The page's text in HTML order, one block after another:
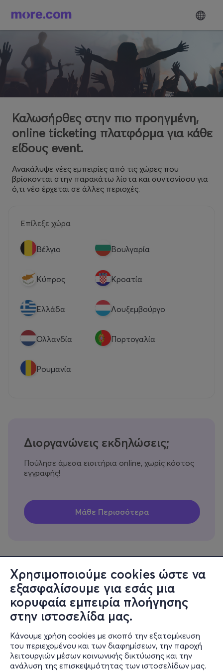
Χρησιμοποιούμε cookies ώστε να
εξασφαλίσουμε για εσάς μια
κορυφαία εμπειρία πλοήγησης
στην ιστοσελίδα μας.
Κάνουμε χρήση cookies με σκοπό την εξατομίκευση
του περιεχομένου και των διαφημίσεων, την παροχή
λειτουργιών μέσων κοινωνικής δικτύωσης και την
ανάλυση της επισκεψιμότητας των ιστοσελίδων μας.
Καλωσήρθες στην πιο προηγμένη,
online ticketing πλατφόρμα για κάθε
είδους event.
Ανακάλυψε νέες εμπειρίες από τις χώρες που
βρίσκονται στην παρακάτω λίστα και συντονίσου για
ό,τι νέο έρχεται σε άλλες περιοχές.
Επίλεξε χώρα
Βέλγιο Βουλγαρία
Κύπρος Κροατία
Eλλάδα Λουξεμβούργο
Ολλανδία Πορτογαλία
Ρουμανία
Διοργανώνεις εκδηλώσεις;
Πούλησε άμεσα εισιτήρια online, χωρίς κόστος
εγγραφής!
Πληροφορίες
Υποστήριξη
Stay Connected